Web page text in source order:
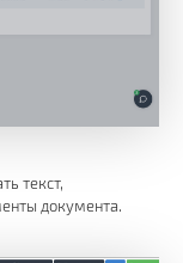
текст,
документа.